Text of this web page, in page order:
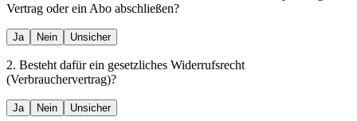
Vertrag oder ein Abo abschließen?
Ja Nein Unsicher
2. Besteht dafür ein gesetzliches Widerrufsrecht
(Verbrauchervertrag)?
Ja Nein Unsicher